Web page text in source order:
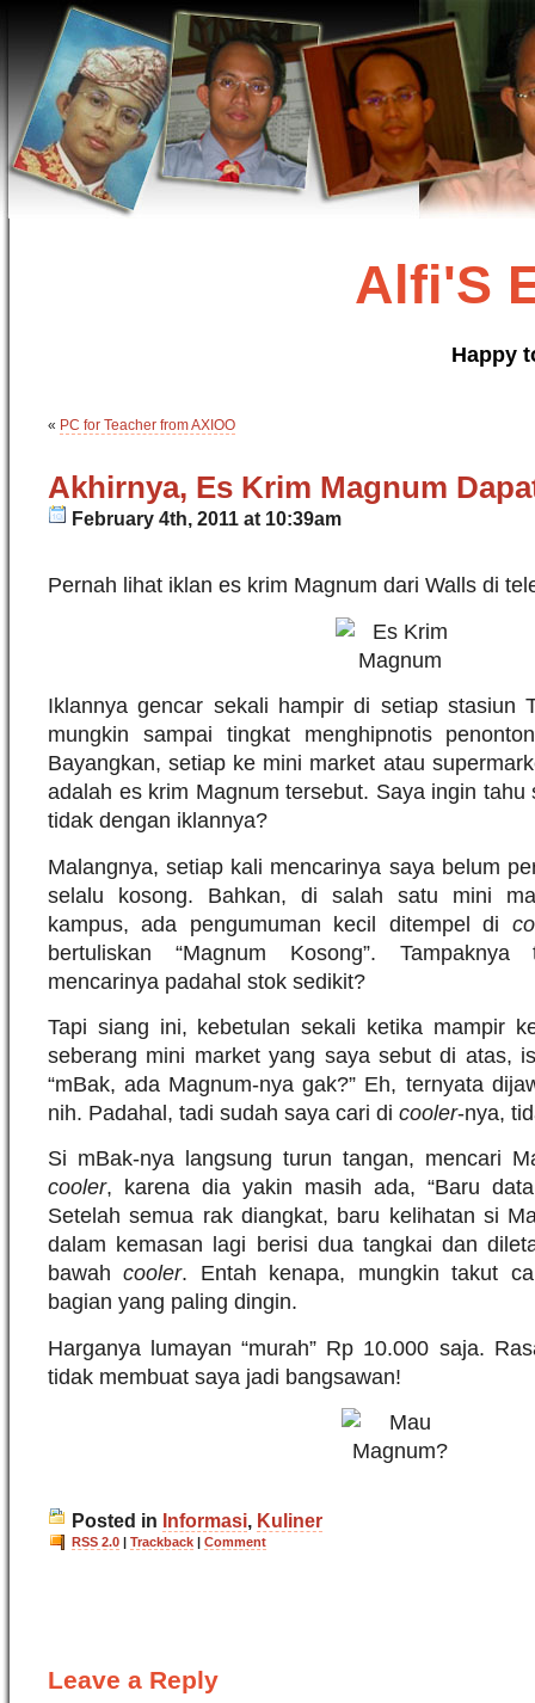
Alfi'S
Happy
« PC for Teacher from AXIOO
Akhirnya, Es Krim Magnum
February 4th, 2011 at 10:39am
Pernah lihat iklan es krim Magnum dari Walls di
Iklannya gencar sekali hampir di setiap stasiun
mungkin sampai tingkat menghipnotis
Bayangkan, setiap ke mini market atau
adalah es krim Magnum tersebut. Saya ingin tahu
tidak dengan iklannya?
Malangnya, setiap kali mencarinya saya belum
selalu kosong. Bahkan, di salah satu mini
kampus, ada pengumuman kecil ditempel di
bertuliskan “Magnum Kosong”.
mencarinya padahal stok sedikit?
Tapi siang ini, kebetulan sekali ketika mampir
seberang mini market yang saya sebut di atas,
“mBak, ada Magnum-nya gak?” Eh, ternyata
nih. Padahal, tadi sudah saya cari di cooler-nya,
Si mBak-nya langsung turun tangan, mencari
cooler, karena dia yakin masih ada, “Baru
Setelah semua rak diangkat, baru kelihatan si
dalam kemasan lagi berisi dua tangkai dan
bawahcooler. Entah kenapa, mungkin takut
bagian yang paling dingin.
Harganya lumayan “murah” Rp 10.000 saja.
tidak membuat saya jadi bangsawan!
Posted in Informasi Kuliner
RSS 2.0 | Trackback | Comment
Leave a Reply